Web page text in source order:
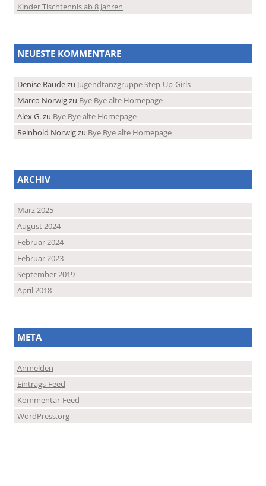
Kinder Tischtennis ab 8 Jahren
NEUESTE KOMMENTARE
Denise Raudezu Jugendtanzgruppe Step-Up-Girls
Marco Norwigzu Bye Bye alte Homepage
Alex G.zu Bye Bye alte Homepage
Reinhold Norwigzu Bye Bye alte Homepage
ARCHIV
März 2025
August 2024
Februar 2024
Februar 2023
September 2019
April 2018
META
Anmelden
Eintrags-Feed
Kommentar-Feed
WordPress.org